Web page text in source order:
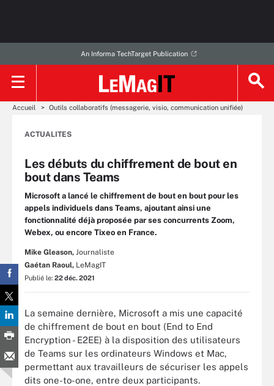
An Informa TechTarget Publication
Accueil Outils collaboratifs (messagerie, visio, communication unifiée)
ACTUALITES
Les débuts du chiffrement de bout en
bout dans Teams
Microsoft a lancé le chiffrement de bout en bout pour les
appels individuels dans Teams, ajoutant ainsi une
fonctionnalité déjà proposée par ses concurrents Zoom,
Webex, ou encore Tixeo en France.
Mike Gleason, Journaliste
Gaétan Raoul, LeMagIT
Publié le: 22 déc. 2021
La semaine dernière, Microsoft a mis une capacité
de chiffrement de bout en bout (End to End
Encryption - E2EE) à la disposition des utilisateurs
de Teams sur les ordinateurs Windows et Mac,
permettant aux travailleurs de sécuriser les appels
dits one-to-one, entre deux participants.